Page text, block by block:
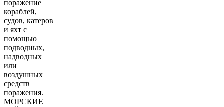
поражение
кораблей,
судов, катеров
и яхт с
помощью
подводных,
надводных
или
воздушных
средств
поражения.
МОРСКИЕ